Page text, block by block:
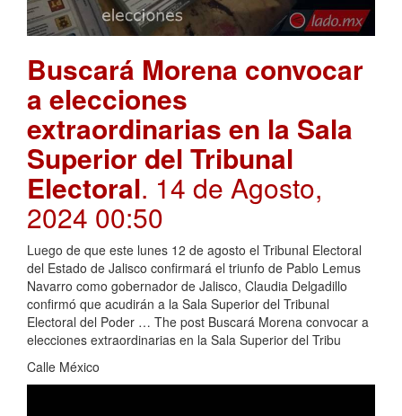
Buscará Morena convocar
a elecciones
extraordinarias en la Sala
Superior del Tribunal
Electoral. 14 de Agosto,
2024 00:50
Luego de que este lunes 12 de agosto el Tribunal Electoral
del Estado de Jalisco confirmará el triunfo de Pablo Lemus
Navarro como gobernador de Jalisco, Claudia Delgadillo
confirmó que acudirán a la Sala Superior del Tribunal
Electoral del Poder … The post Buscará Morena convocar a
elecciones extraordinarias en la Sala Superior del Tribu
Calle México